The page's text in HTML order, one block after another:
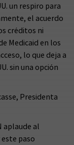
un respiro para
el acuerdo
créditos ni
Medicaid en los
lo que deja a
sin una opción
Presidenta
aplaude al
paso